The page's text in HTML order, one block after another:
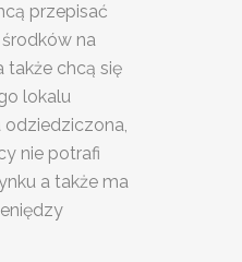
przepisać
środków na
także chcą się
lokalu
odziedziczona,
nie potrafi
a także ma